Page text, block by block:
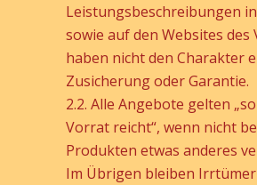
Leistungsbeschreibungen
sowie auf den Websites des
haben nicht den Charakter
Zusicherung oder Garantie.
2.2. Alle Angebote gelten
Vorrat reicht“, wenn nicht
Produkten etwas anderes
Im Übrigen bleiben Irrtümer